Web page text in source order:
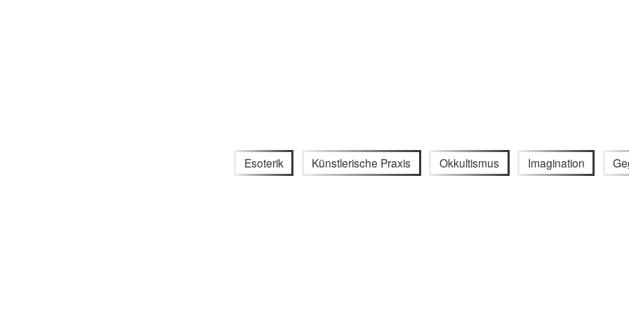
Esoterik Künstlerische Praxis Okkultismus Imagination